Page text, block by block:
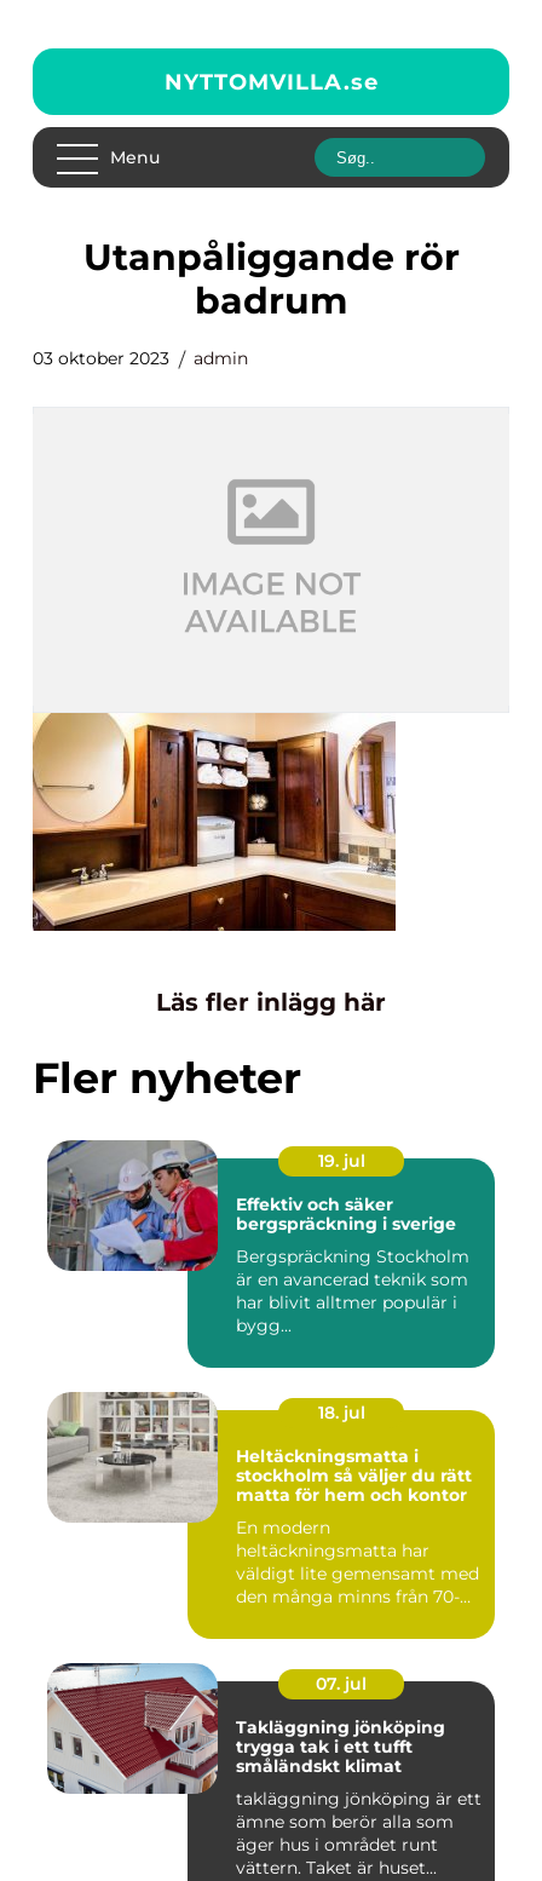
NYTTOMVILLA.se
Menu
utanpåliggande rör
badrum
03 oktober 2023 admin
Läs fler inlägg här
Fler nyheter
19. jul
Effektiv och säker
bergspräckning i sverige
Bergspräckning Stockholm
är en avancerad teknik som
har blivit alltmer populär i
bygg...
18. jul
Heltäckningsmatta i
stockholm så väljer du rätt
matta för hem och kontor
En modern
heltäckningsmatta har
väldigt lite gemensamt med
den många minns från 70-
07. jul
Takläggning jönköping
trygga tak i ett tufft
småländskt klimat
takläggning jönköping är ett
ämne som berör alla som
äger hus i området runt
vättern. Taket är huset...